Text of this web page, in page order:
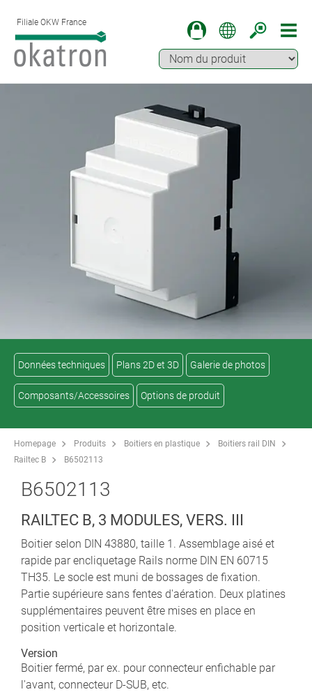
Filiale OKW France
Données techniques Plans 2D et 3D Galerie de photos
Composants/Accessoires Options de produit
Homepage Produits Boitiers en plastique
Boitiers rail DIN
Railtec B
B6502113
B6502113
RAILTEC B, 3 MODULES, VERS. III
Boitier selon DIN 43880, taille 1. Assemblage aisé et
rapide par encliquetage Rails norme DIN EN 60715
TH35. Le socle est muni de bossages de fixation.
Partie supérieure sans fentes d'aération. Deux platines
supplémentaires peuvent être mises en place en
position verticale et horizontale.
Version
Boitier fermé, par ex. pour connecteur enfichable par
l'avant, connecteur D-SUB, etc.